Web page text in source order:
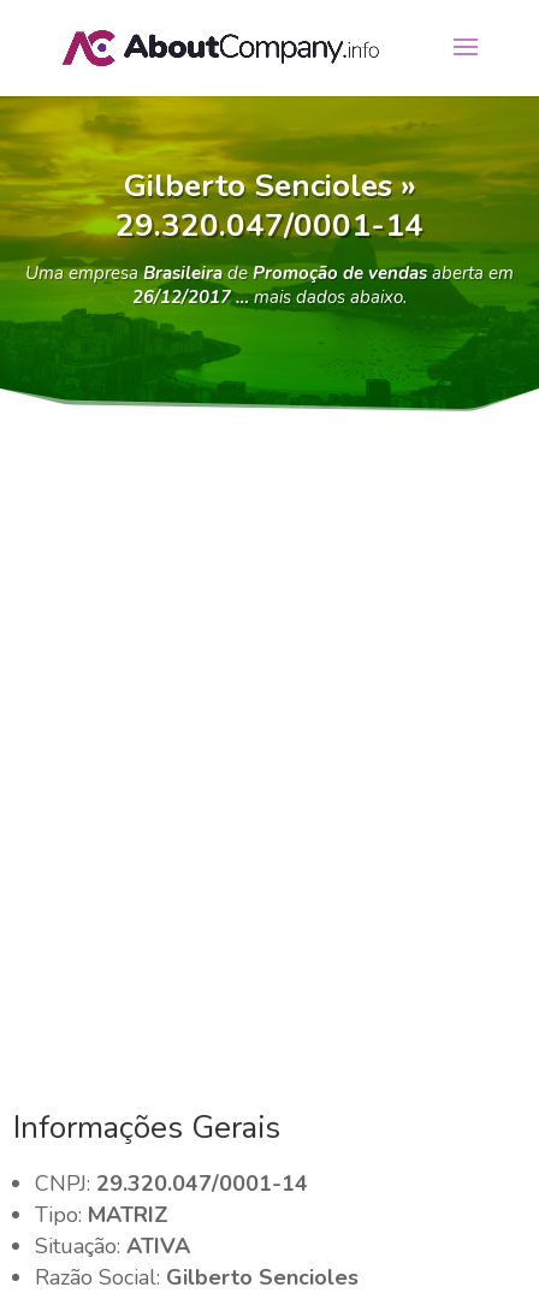
Gilberto Sencioles »
29.320.047/0001-14
Uma empresaBrasileira dePromoção de vendasaberta em
26/12/2017 …mais dados abaixo.
Informações Gerais
CNPJ: 29.320.047/0001-14
Tipo: MATRIZ
Situação:ATIVA
Razão Social: Gilberto Sencioles